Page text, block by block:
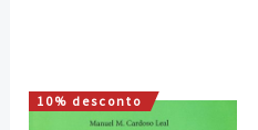
10% desconto
O
O